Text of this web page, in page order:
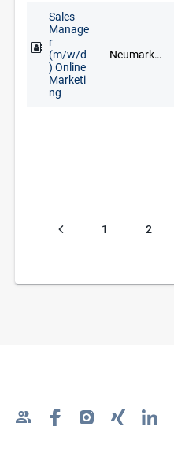
Sales
Manage
r
(m/w/d
) Online
Marketi
ng
Neumarkt in der Oberpfalz, Regensburg
1 2